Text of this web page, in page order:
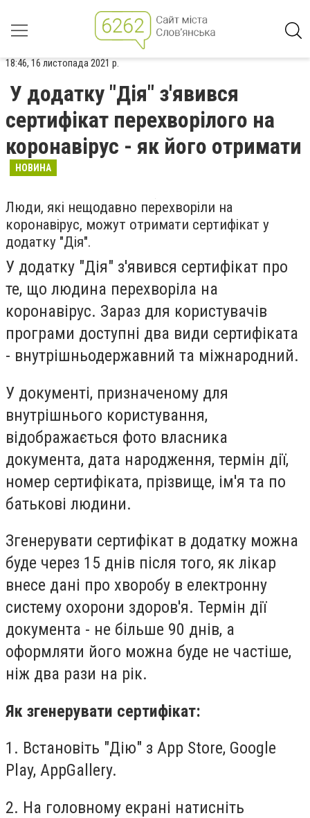
18:46, 16 листопада 2021 р.
У додатку "Дія" з'явився
сертифікат перехворілого на
коронавірус - як його отримати
НОВИНА
Люди, які нещодавно перехворіли на
коронавірус, можут отримати сертифікат у
додатку "Дія".
У додатку "Дія" з'явився сертифікат про
те, що людина перехворіла на
коронавірус. Зараз для користувачів
програми доступні два види сертифіката
- внутрішньодержавний та міжнародний.
У документі, призначеному для
внутрішнього користування,
відображається фото власника
документа, дата народження, термін дії,
номер сертифіката, прізвище, ім'я та по
батькові людини.
Згенерувати сертифікат в додатку можна
буде через 15 днів після того, як лікар
внесе дані про хворобу в електронну
систему охорони здоров'я. Термін дії
документа - не більше 90 днів, а
оформляти його можна буде не частіше,
ніж два рази на рік.
Як згенерувати сертифікат:
1. Встановіть "Дію" з App Store, Google
Play, AppGallery.
2. На головному екрані натисніть